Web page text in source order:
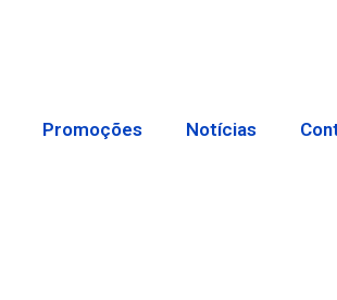
Promoções Notícias